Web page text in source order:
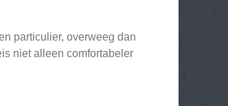
particulier, overweeg dan
niet alleen comfortabeler